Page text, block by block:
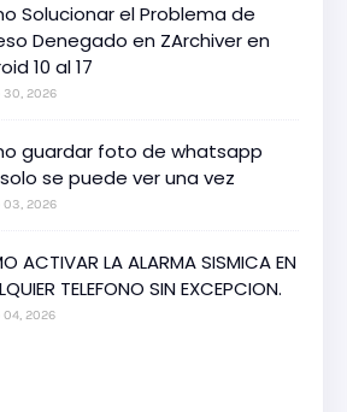
Solucionar el Problema de
Denegado en ZArchiver en
10 al 17
30, 2026
guardar foto de whatsapp
se puede ver una vez
03, 2026
ACTIVAR LA ALARMA SISMICA EN
TELEFONO SIN EXCEPCION.
2026